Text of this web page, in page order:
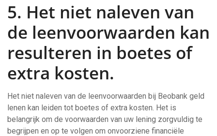
5. Het niet naleven van
de leenvoorwaarden kan
resulteren in boetes of
extra kosten.
Het niet naleven van de leenvoorwaarden bij Beobank geld
lenen kan leiden tot boetes of extra kosten. Het is
belangrijk om de voorwaarden van uw lening zorgvuldig te
begrijpen en op te volgen om onvoorziene financiële